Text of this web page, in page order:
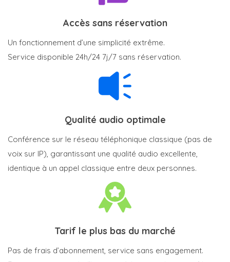
Accès sans réservation
Un fonctionnement d’une simplicité extrême.
Service disponible 24h/24 7j/7 sans réservation.
Qualité audio optimale
Conférence sur le réseau téléphonique classique (pas de
voix sur IP), garantissant une qualité audio excellente,
identique à un appel classique entre deux personnes.
Tarif le plus bas du marché
Pas de frais d’abonnement, service sans engagement.